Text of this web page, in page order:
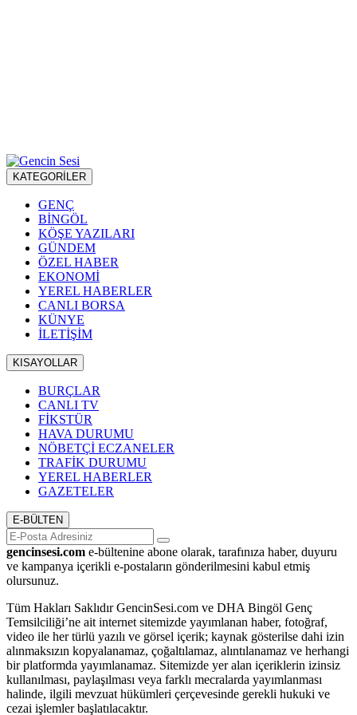
KATEGORİLER
GENÇ
BİNGÖL
KÖŞE YAZILARI
GÜNDEM
ÖZEL HABER
EKONOMİ
YEREL HABERLER
CANLI BORSA
KÜNYE
İLETİŞİM
KISAYOLLAR
BURÇLAR
CANLI TV
FİKSTÜR
HAVA DURUMU
NÖBETÇİ ECZANELER
TRAFİK DURUMU
YEREL HABERLER
GAZETELER
E-BÜLTEN
gencinsesi.com e-bültenine abone olarak, tarafınıza haber, duyuru
ve kampanya içerikli e-postaların gönderilmesini kabul etmiş
olursunuz.
Tüm Hakları Saklıdır GencinSesi.com ve DHA Bingöl Genç
Temsilciliği’ne ait internet sitemizde yayımlanan haber, fotoğraf,
video ile her türlü yazılı ve görsel içerik; kaynak gösterilse dahi izin
alınmaksızın kopyalanamaz, çoğaltılamaz, alıntılanamaz ve herhangi
bir platformda yayımlanamaz. Sitemizde yer alan içeriklerin izinsiz
kullanılması, paylaşılması veya farklı mecralarda yayımlanması
halinde, ilgili mevzuat hükümleri çerçevesinde gerekli hukuki ve
cezai işlemler başlatılacaktır.